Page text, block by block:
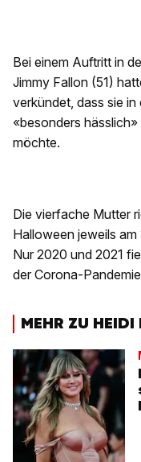
Bei einem Auftritt in
Jimmy Fallon (51)
verkündet, dass sie
«besonders
möchte.
Die vierfache Mutter
Halloween jeweils
Nur 2020 und 2021
der Corona-
MEHR ZU HEIDI